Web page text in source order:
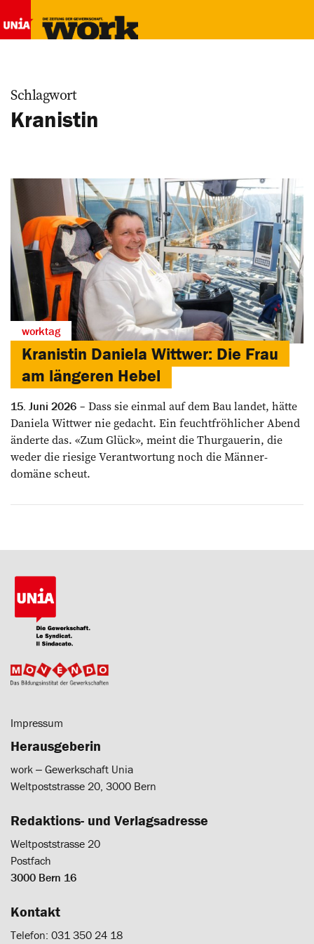
Schlagwort
Kranistin
worktag
Kranistin Daniela Wittwer: Die Frau
am längeren Hebel
15. Juni 2026
Dass sie einmal auf dem Bau landet, hätte
Daniela Wittwer nie gedacht. Ein feuchtfröhlicher Abend
­änderte das. «Zum Glück», meint die ­Thurgauerin, die
weder die riesige Verantwortung noch die Männer­
domäne scheut.
Impressum
Herausgeberin
work ‒ Gewerkschaft Unia
Weltpoststrasse 20, 3000 Bern
Redaktions- und Verlagsadresse
Weltpoststrasse 20
Postfach
3000 Bern 16
Kontakt
Telefon: 031 350 24 18